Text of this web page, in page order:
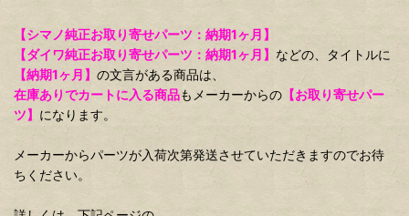
【シマノ純正お取り寄せパーツ：納期1ヶ月】
【ダイワ純正お取り寄せパーツ：納期1ヶ月】 などの、タイトルに
【納期1ヶ月】 の文言がある商品は、
在庫ありでカートに入る商品もメーカーからの 【お取り寄せパー
ツ】 になります。
メーカーからパーツが入荷次第発送させていただきますのでお待
ちください。